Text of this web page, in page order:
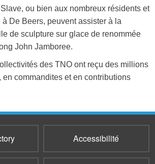
ou bien aux nombreux résidents et
De Beers, peuvent assister à la
de sculpture sur glace de renommée
John Jamboree.
des TNO ont reçu des millions
commandites et en contributions
Accessibilité